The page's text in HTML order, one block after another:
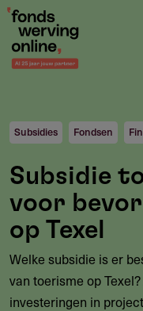
Overslaan
naar
de
gaan
Subsidies Fondsen
Subsidie
voor
op Texel
Welke subsidie is er
van toerisme op
investeringen in